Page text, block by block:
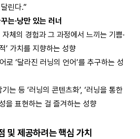
린다.”
는·낭만 있는 러너
체의 경험과 그 과정에서 느끼는 기쁨·
’ 가치를 지향하는 성향
로 ‘달라진 러닝의 언어’를 추구하는 성
는 등 ‘러닝의 콘텐츠화’, ‘러닝을 통한
을 표현하는 걸 즐겨하는 성향
및 제공하려는 핵심 가치